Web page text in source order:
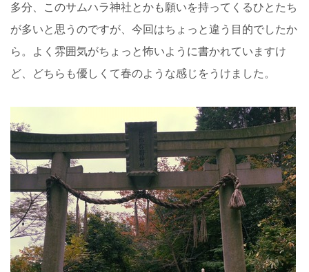
多分、このサムハラ神社とかも願いを持ってくるひとたち
が多いと思うのですが、今回はちょっと違う目的でしたか
ら。よく雰囲気がちょっと怖いように書かれていますけ
ど、どちらも優しくて春のような感じをうけました。